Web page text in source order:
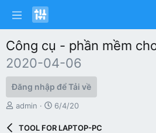
Công cụ - phần mềm
2020-04-06
Đăng nhập để Tải về
T
c
admin
C
e
6/4/20
TOOL FOR LAPTOP-PC